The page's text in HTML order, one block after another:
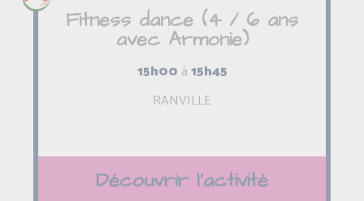
Fitness dance (4 / 6 ans
avec Armonie)
15h00 à15h45
RANVILLE
Découvrir l'activité